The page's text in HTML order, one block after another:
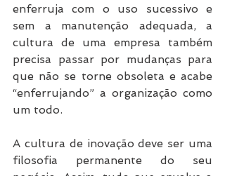
enferruja com o uso sucessivo e
sem a manutenção adequada, a
cultura de uma empresa também
precisa passar por mudanças para
que não se torne obsoleta e acabe
“enferrujando” a organização como
um todo.
A cultura de inovação deve ser uma
filosofia permanente do seu